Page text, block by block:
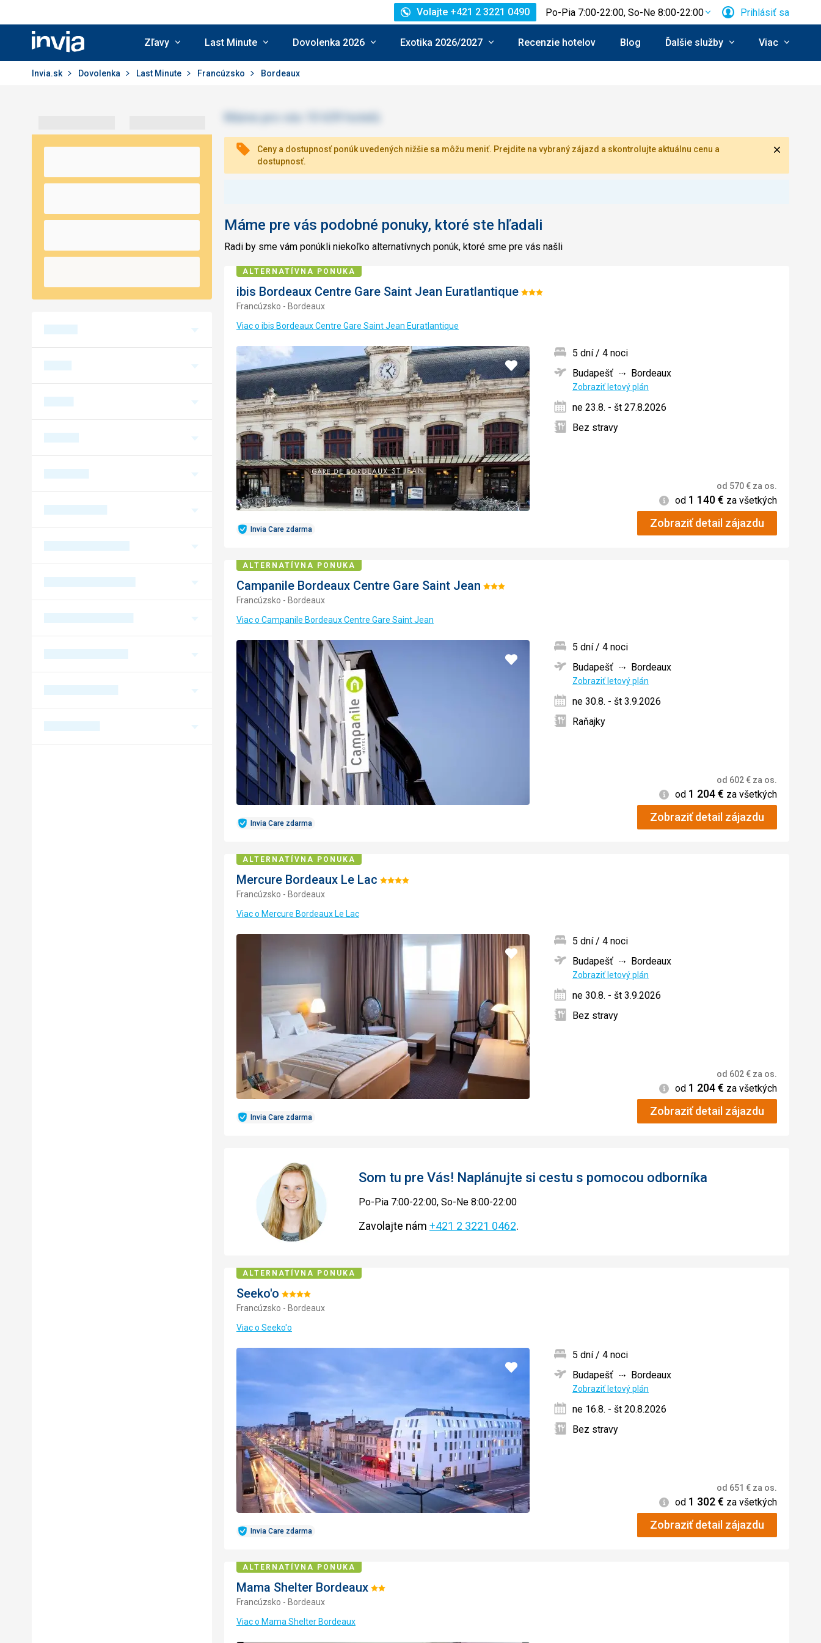
Invia.sk
Volajte +421 2 3221 0490 Po-Pia 7:00-22:00, So-Ne 8:00-22:00 Prihlásiť sa
Zľavy Last Minute Dovolenka 2026 Exotika 2026/2027 Recenzie hotelov Blog Ďalšie služby Viac
Invia.sk Dovolenka Last Minute Francúzsko Bordeaux
Ceny a dostupnosť ponúk uvedených nižšie sa môžu meniť. Prejdite na vybraný zájazd a skontrolujte aktuálnu cenu a
dostupnosť.
Máme pre vás podobné ponuky, ktoré ste hľadali
Radi by sme vám ponúkli niekoľko alternatívnych ponúk, ktoré sme pre vás našli
ibis Bordeaux Centre Gare Saint Jean Euratlantique Hodnotenie:
Francúzsko - Bordeaux
Viac o ibis Bordeaux Centre Gare Saint Jean Euratlantique
Pridať
do
obľúbených
Invia Care zdarma
5 dní / 4 noci
Budapešť
Bordeaux
Zobraziť letový plán
ne 23.8. - št 27.8.2026
Bez stravy
od 570€ za os.
Informácie
od 1 140€ za všetkých
Zobraziť detail zájazdu
ALTERNATÍVNA PONUKA
Campanile Bordeaux Centre Gare Saint Jean Hodnotenie:
Francúzsko - Bordeaux
Viac o Campanile Bordeaux Centre Gare Saint Jean
Pridať
Invia Care zdarma
5 dní / 4 noci
Budapešť
Bordeaux
Zobraziť letový plán
ne 30.8. - št 3.9.2026
Raňajky
od 602€ za os.
Informácie
od 1 204€ za všetkých
Zobraziť detail zájazdu
ALTERNATÍVNA PONUKA
Mercure Bordeaux Le Lac Hodnotenie:
Francúzsko - Bordeaux
Viac o Mercure Bordeaux Le Lac
Pridať
do
obľúbených
Invia Care zdarma
5 dní / 4 noci
Budapešť
Bordeaux
Zobraziť letový plán
ne 30.8. - št 3.9.2026
Bez stravy
od 602€ za os.
Informácie
od 1 204€ za všetkých
Zobraziť detail zájazdu
ALTERNATÍVNA PONUKA
Som tu pre Vás! Naplánujte si cestu s pomocou odborníka
Po-Pia 7:00-22:00, So-Ne 8:00-22:00
Zavolajte nám +421 2 3221 0462.
Seeko'o Hodnotenie:
4/5
Francúzsko - Bordeaux
Viac o Seeko'o
Pridať
Invia Care zdarma
5 dní / 4 noci
Budapešť
Bordeaux
Zobraziť letový plán
ne 16.8. - št 20.8.2026
Bez stravy
od 651 € za os.
Informácie
od 1 302€ za všetkých
Zobraziť detail zájazdu
ALTERNATÍVNA PONUKA
Mama Shelter Bordeaux Hodnotenie:
Francúzsko - Bordeaux
Viac o Mama Shelter Bordeaux
ALTERNATÍVNA PONUKA